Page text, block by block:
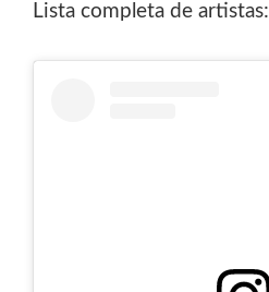
Lista completa de artistas: